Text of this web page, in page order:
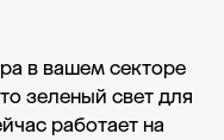
в вашем секторе
зеленый свет для
работает на